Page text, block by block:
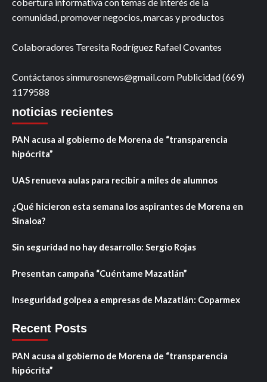
comunidad, promover negocios, marcas y productos
Colaboradores Teresita Rodríguez Rafael Covantes
Contáctanos sinmurosnews@gmail.com Publicidad (669)
1179588
noticias recientes
PAN acusa al gobierno de Morena de “transparencia
hipócrita”
UAS renueva aulas para recibir a miles de alumnos
¿Qué hicieron esta semana los aspirantes de Morena en
Sinaloa?
Sin seguridad no hay desarrollo: Sergio Rojas
Presentan campaña “Cuéntame Mazatlán”
Inseguridad golpea a empresas de Mazatlán: Coparmex
Recent Posts
PAN acusa al gobierno de Morena de “transparencia
hipócrita”